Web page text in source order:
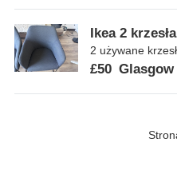
Ikea 2 krzesła
2 używane
£50 Glasgow